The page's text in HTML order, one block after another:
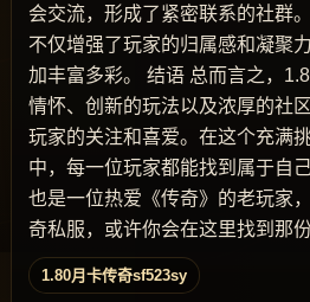
会交流，形成了紧密联系的社群
不仅增强了玩家的归属感和凝聚
加丰富多彩。 结语 总而言之，
情怀、创新的玩法以及浓厚的社
玩家的关注和喜爱。在这个充满
中，每一位玩家都能找到属于自
也是一位热爱《传奇》的老玩家
奇私服，或许你会在这里找到那
1.80月卡传奇sf523sy